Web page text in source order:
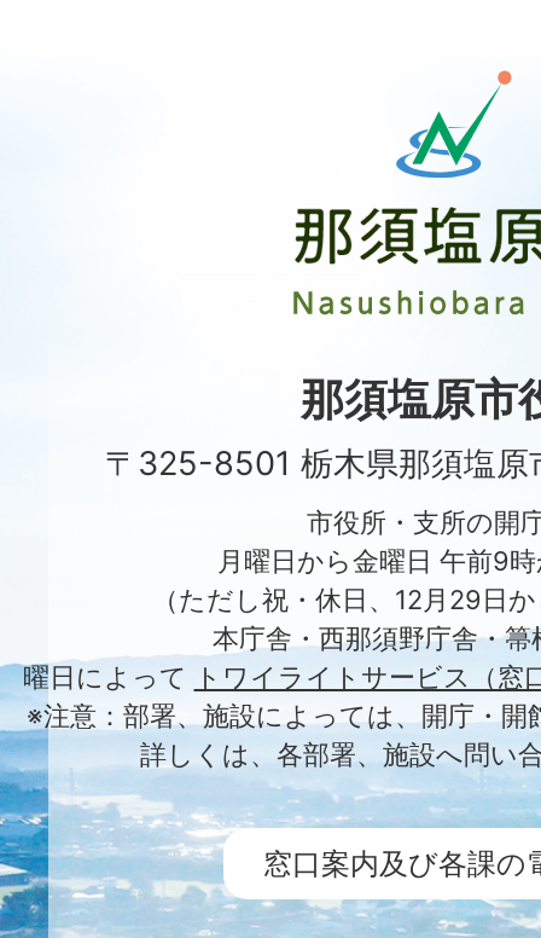
原
市
City
那須塩原市
〒325-8501 栃木県那須塩原
市役所・支所の開
月曜日から金曜日 午前9
（ただし祝・休日、12月29日
本庁舎・西那須野庁舎・
曜日によって
トワイライトサービス（窓
※注意：部署、施設によっては、開庁・
詳しくは、各部署、施設へ問い
窓口案内及び各課の